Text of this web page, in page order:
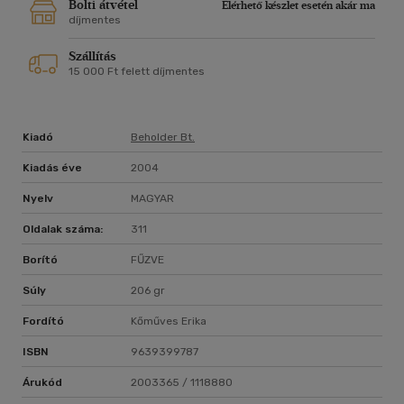
Bolti átvétel
Elérhető készlet esetén akár ma
díjmentes
Szállítás
15 000 Ft felett díjmentes
Kiadó Beholder Bt.
Kiadás éve 2004
Nyelv MAGYAR
Oldalak száma: 311
Borító FŰZVE
Súly 206 gr
Fordító Kőműves Erika
ISBN 9639399787
Árukód 2003365 / 1118880